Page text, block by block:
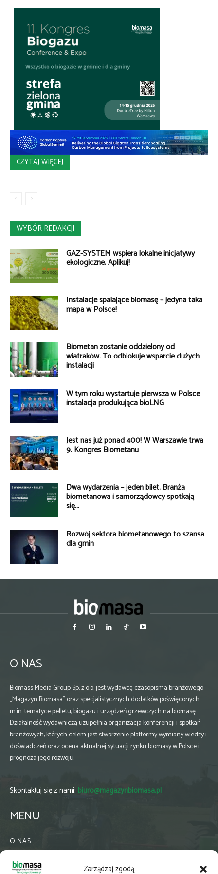
Zarządzaj zgodą
CZYTAJ WIĘCEJ
WYBÓR REDAKCJI
GAZ-SYSTEM wspiera lokalne inicjatywy
ekologiczne. Aplikuj!
Instalacje spalające biomasę – jedyna taka
mapa w Polsce!
Biometan zostanie oddzielony od
wiatraków. To odblokuje wsparcie dużych
instalacji
W tym roku wystartuje pierwsza w Polsce
instalacja produkująca bioLNG
Jest nas już ponad 400! W Warszawie trwa
9. Kongres Biometanu
Dwa wydarzenia – jeden bilet. Branża
biometanowa i samorządowcy spotkają
się...
Rozwój sektora biometanowego to szansa
dla gmin
O NAS
Biomass Media Group Sp. z o.o. jest wydawcą czasopisma branżowego
„Magazyn Biomasa” oraz specjalistycznych dodatków poświęconych
m.in. tematyce pelletu, biogazu i urządzeń grzewczych na biomasę.
Działalność wydawniczą uzupełnia organizacja konferencji i spotkań
branżowych, których celem jest stworzenie platformy wymiany wiedzy i
doświadczeń oraz ocena aktualnej sytuacji rynku biomasy w Polsce i
prognoza jego rozwoju.
Skontaktuj się z nami: biuro@magazynbiomasa.pl
MENU
O NAS
WSPÓŁPRACA